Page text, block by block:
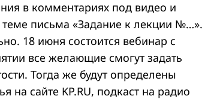
в комментариях под видео и
теме письма «Задание к лекции №…».
18 июня состоится вебинар с
все желающие смогут задать
Тогда же будут определены
на сайте KP.RU, подкаст на радио